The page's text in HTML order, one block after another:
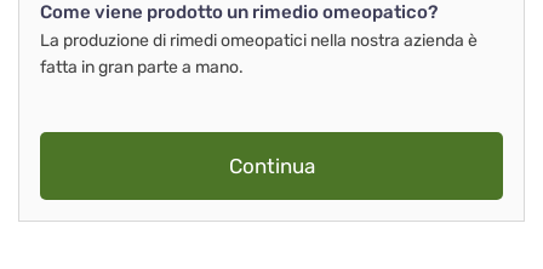
Come viene prodotto un rimedio omeopatico?
La produzione di rimedi omeopatici nella nostra azienda è
fatta in gran parte a mano.
Continua